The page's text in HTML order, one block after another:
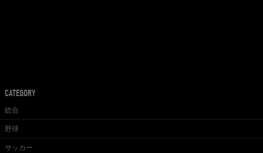
CATEGORY
総合
野球
サッカー